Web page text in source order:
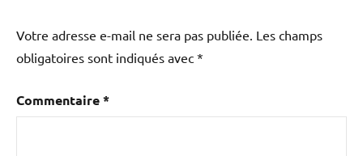
Votre adresse e-mail ne sera pas publiée. Les champs
obligatoires sont indiqués avec *
Commentaire*